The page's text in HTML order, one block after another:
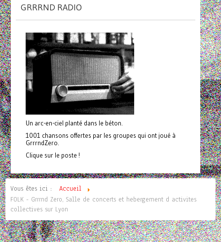
GRRRND RADIO
Un arc-en-ciel planté dans le béton.
1001 chansons offertes par les groupes qui ont joué à
GrrrndZero.
Clique sur le poste !
Vous êtes ici :
Accueil
FOLK - Grrrnd Zero, Salle de concerts et hebergement d activites
collectives sur Lyon